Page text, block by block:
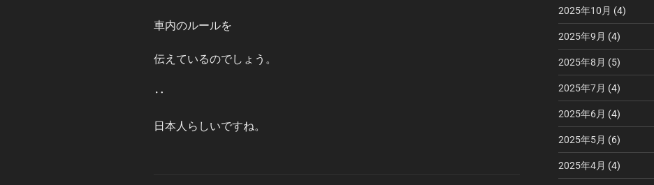
車内のルールを
伝えているのでしょう。
‥
日本人らしいですね。
2025年10月 (4)
2025年9月 (4)
2025年8月 (5)
2025年7月 (4)
2025年6月 (4)
2025年5月 (6)
2025年4月 (4)